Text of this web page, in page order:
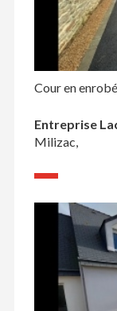
Cour en
Entreprise
Milizac,